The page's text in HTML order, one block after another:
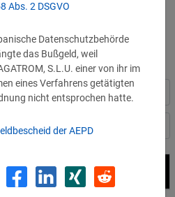
Verstöße
Datenschutzgesetze
Empfänger
Abs. 2 DSGVO
Datenschutzbehörde
das Bußgeld, weil
S.L.U. einer von ihr im
eines Verfahrens getätigten
nicht entsprochen hatte.
der AEPD